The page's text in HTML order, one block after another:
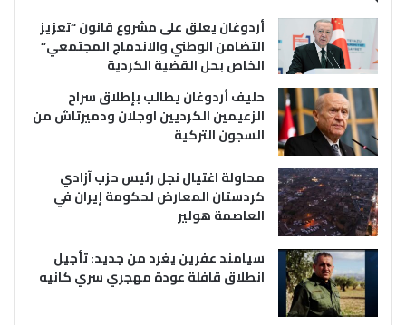
أردوغان يعلق على مشروع قانون “تعزيز
التضامن الوطني والاندماج المجتمعي”
الخاص بحل القضية الكردية
حليف أردوغان يطالب بإطلاق سراح
الزعيمين الكرديين اوجلان ودميرتاش من
السجون التركية
محاولة اغتيال نجل رئيس حزب آزادي
كردستان المعارض لحكومة إيران في
العاصمة هولير
سيامند عفرين يغرد من جديد: تأجيل
انطلاق قافلة عودة مهجري سري كانيه